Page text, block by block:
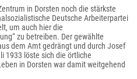
in Dorsten noch die stärkste
Deutsche Arbeiterpartei
um auch hier die
zu betreiben. Der gewählte
dem Amt gedrängt und durch Josef
1933 löste sich die örtliche
in Dorsten war damit weitgehend